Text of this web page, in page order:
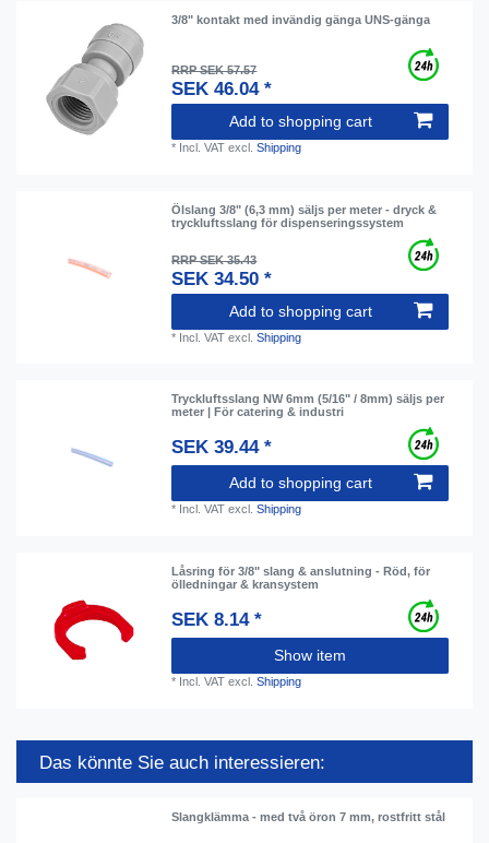
3/8" kontakt med invändig gänga UNS-gänga
RRP SEK 57.57
SEK 46.04 *
Add to shopping cart
* Incl. VAT excl.Shipping
Ölslang 3/8" (6,3 mm) säljs per meter - dryck &
tryckluftsslang för dispenseringssystem
RRP SEK 35.43
SEK 34.50 *
Add to shopping cart
* Incl. VAT excl.Shipping
Tryckluftsslang NW 6mm (5/16" / 8mm) säljs per
meter | För catering & industri
SEK 39.44 *
Add to shopping cart
* Incl. VAT excl.Shipping
Låsring för 3/8" slang & anslutning - Röd, för
ölledningar & kransystem
SEK 8.14 *
Show item
* Incl. VAT excl.Shipping
Das könnte Sie auch interessieren:
Slangklämma - med två öron 7 mm, rostfritt stål